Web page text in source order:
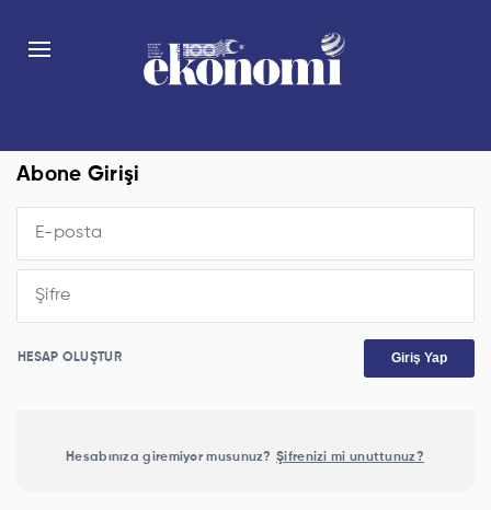
Abone Girişi
HESAP OLUŞTUR Giriş Yap
Hesabınıza giremiyor musunuz? Şifrenizi mi unuttunuz?